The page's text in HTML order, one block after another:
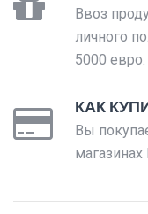
Ввоз
личного
5000 евро.
КАК
Вы
магазинах